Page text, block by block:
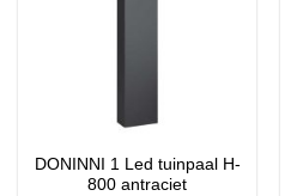
DONINNI 1 Led tuinpaal H-
800 antraciet